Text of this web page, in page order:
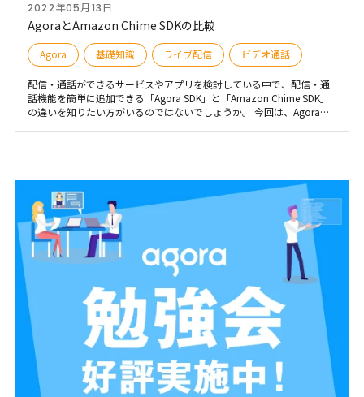
2022年05月13日
AgoraとAmazon Chime SDKの比較
Agora 基礎知識 ライブ配信 ビデオ通話
配信・通話ができるサービスやアプリを検討している中で、配信・通
話機能を簡単に追加できる「Agora SDK」と「Amazon Chime SDK」
の違いを知りたい方がいるのではないでしょうか。 今回は、Agora
技術者 ・配信、通話のサービスやアプリを検討している企画者、技術
者 ・自社のサービスに配信、通話の機能を追加したい企画者、技術者